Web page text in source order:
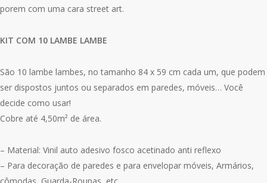
porem com uma cara street art.
KIT COM 10 LAMBE LAMBE
São 10 lambe lambes, no tamanho 84 x 59 cm cada um, que podem
ser dispostos juntos ou separados em paredes, móveis… Você
decide como usar!
Cobre até 4,50m² de área.
– Material: Vinil auto adesivo fosco acetinado anti reflexo
– Para decoração de paredes e para envelopar móveis, Armários,